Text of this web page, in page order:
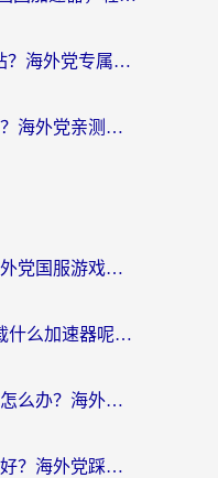
在国外怎么看nba直播网站？海外党专属体育观赛指南，告别地区限制！
国外怎么看手机腾讯视频？海外党亲测有效的追剧加速器选择指南
德国怎么玩最强祖师？海外党国服游戏加速器选择全攻略（附宝可梦Online实测）
在国外玩QQ飞车需要下载什么加速器呢？海外党亲测有效的国服游戏加速指南
雪糕工厂国外玩延迟很高怎么办？海外玩家国服游戏加速终极攻略（附实测推荐）
打江南百景图加速器哪个好？海外党踩坑N次后，终于找到不卡的秘诀